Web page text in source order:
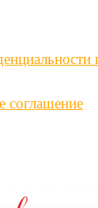
соглашение